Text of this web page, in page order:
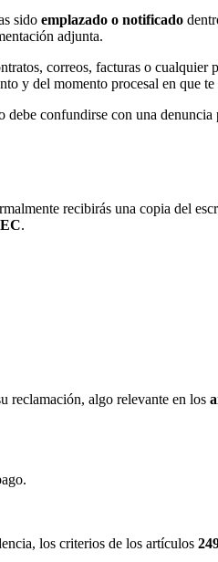
sido emplazado o notificado
adjunta.
correos, facturas o cualquier
y del momento procesal en que te
debe confundirse con una
recibirás una copia del
.
reclamación, algo relevante en los
los criterios de los artículos